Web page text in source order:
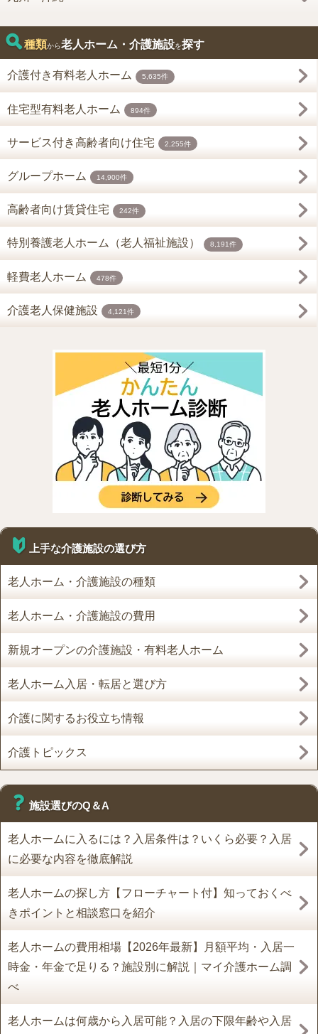
種類から老人ホーム・介護施設を探す
介護付き有料老人ホーム 5,635件
住宅型有料老人ホーム 894件
サービス付き高齢者向け住宅 2,255件
グループホーム 14,900件
高齢者向け賃貸住宅 242件
特別養護老人ホーム（老人福祉施設） 8,191件
軽費老人ホーム 478件
介護老人保健施設 4,121件
上手な介護施設の選び方
老人ホーム・介護施設の種類
老人ホーム・介護施設の費用
新規オープンの介護施設・有料老人ホーム
老人ホーム入居・転居と選び方
介護に関するお役立ち情報
介護トピックス
施設選びのQ＆A
老人ホームに入るには？入居条件は？いくら必要？入居
に必要な内容を徹底解説
老人ホームの探し方【フローチャート付】知っておくべ
きポイントと相談窓口を紹介
老人ホームの費用相場【2026年最新】月額平均・入居一
時金・年金で足りる？施設別に解説｜マイ介護ホーム調
べ
老人ホームは何歳から入居可能？入居の下限年齢や入居